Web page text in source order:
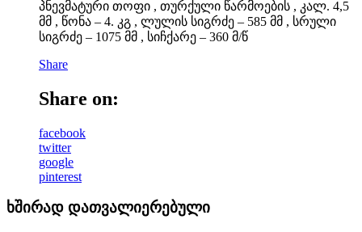
პნევმატური თოფი , თურქული წარმოების , კალ. 4,5
მმ , წონა – 4. კგ , ლულის სიგრძე – 585 მმ , სრული
სიგრძე – 1075 მმ , სიჩქარე – 360 მ/წ
Share
Share on:
facebook
twitter
google
pinterest
ხშირად დათვალიერებული